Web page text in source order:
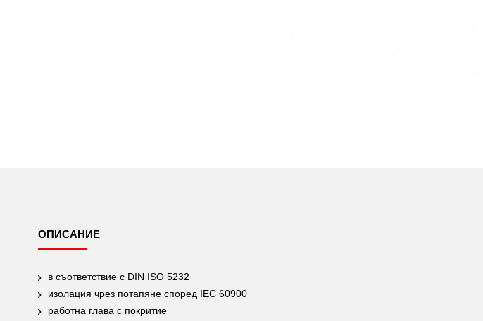
ОПИСАНИЕ
в съответствие с DIN ISO 5232
изолация чрез потапяне според IEC 60900
работна глава с покритие